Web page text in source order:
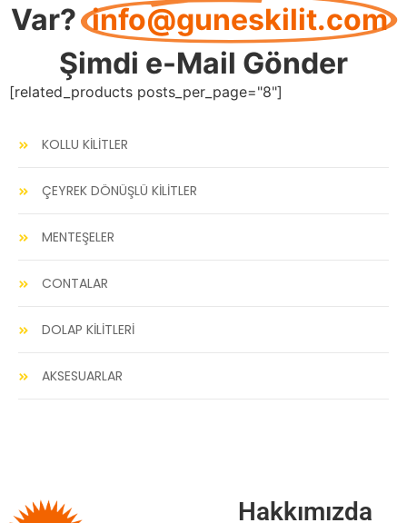
Var? info@guneskilit.com
Şimdi e-Mail Gönder
[related_products posts_per_page="8"]
KOLLU KİLİTLER
ÇEYREK DÖNÜŞLÜ KİLİTLER
MENTEŞELER
CONTALAR
DOLAP KİLİTLERİ
AKSESUARLAR
Hakkımızda